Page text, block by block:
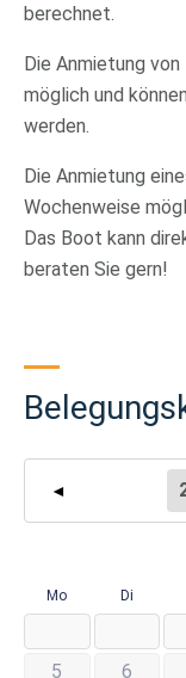
berechnet.
Die Anmietung
möglich und
werden.
Die Anmietung
Wochenweise
Das Boot kann
beraten Sie gern!
◄
Mo Di
5
6